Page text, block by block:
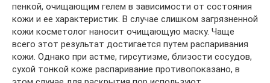
пенкой, очищающим гелем в зависимости от состояния
кожи и ее характеристик. В случае слишком загрязненной
кожи косметолог наносит очищающую маску. Чаще
всего этот результат достигается путем распаривания
кожи. Однако при астме, гирсутизме, близости сосудов,
сухой тонкой коже распаривание противопоказано, в